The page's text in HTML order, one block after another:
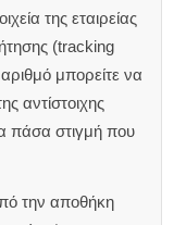
της εταιρείας
(tracking
μπορείτε να
αντίστοιχης
πάσα στιγμή που
την αποθήκη